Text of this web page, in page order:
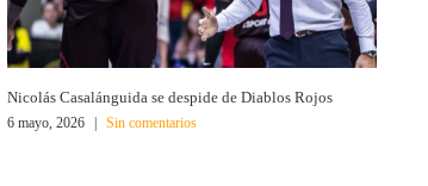
Nicolás Casalánguida se despide de Diablos Rojos
6 mayo, 2026 Sin comentarios